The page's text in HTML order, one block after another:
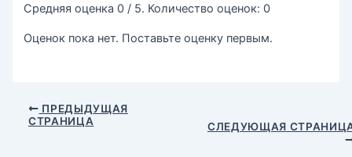
Средняя оценка 0 / 5. Количество оценок: 0
Оценок пока нет. Поставьте оценку первым.
ПРЕДЫДУЩАЯ
СТРАНИЦА
СЛЕДУЮЩАЯ